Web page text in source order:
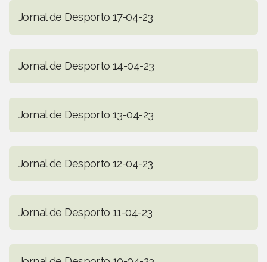
Jornal de Desporto 17-04-23
Jornal de Desporto 14-04-23
Jornal de Desporto 13-04-23
Jornal de Desporto 12-04-23
Jornal de Desporto 11-04-23